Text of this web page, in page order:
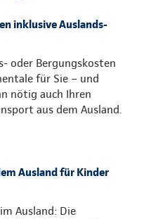
inklusive Auslands-
oder Bergungskosten
für Sie – und
nötig auch Ihren
aus dem Ausland.
Ausland für Kinder
Ausland: Die